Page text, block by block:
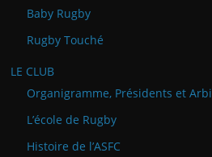
Baby Rugby
Rugby Touché
LE CLUB
Organigramme, Présidents et
L’école de Rugby
Histoire de l’ASFC